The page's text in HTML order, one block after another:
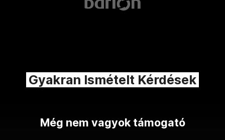
Gyakran Ismételt Kérdések
Még nem vagyok támogató